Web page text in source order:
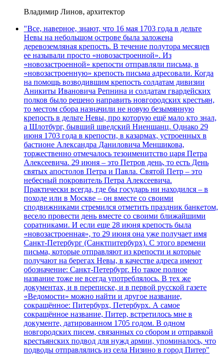
Владимир Линов, архитектор
"Все, наверное, знают, что 16 мая 1703 года в дельте
Невы на небольшом острове была заложена
деревоземляная крепость. В течение полутора месяцев
ее называли просто «новозастроенной». Из
«новозастроенной» крепости отправляли письма, в
«новозастроенную» крепость письма адресовали. Когда
на помощь возводившим крепость солдатам дивизии
Аникиты Ивановича Репнина и солдатам гвардейских
полков было решено направить новгородских крестьян,
то местом сбора назначили не новую безымянную
крепость в дельте Невы, про которую ещё мало кто знал,
а Шлотбург, бывший шведский Ниеншанц. Однако 29
июня 1703 года в крепости, в казармах, устроенных в
бастионе Александра Даниловича Меншикова,
торжественно отмечалось тезоименитство царя Петра
Алексеевича. 29 июня – это Петров день, то есть День
святых апостолов Петра и Павла. Святой Петр – это
небесный покровитель Петра Алексеевича.
Практически всегда, где бы государь ни находился – в
походе или в Москве – он вместе со своими
сподвижниками стремился отметить праздник банкетом,
весело провести день вместе со своими ближайшими
соратниками. И если еще 28 июня крепость была
«новозастроенная», то 29 июня она уже получает имя
Санкт-Петербург (Санктпитербурх). С этого времени
письма, которые отправляют из крепости и которые
получают на берегах Невы, в качестве адреса имеют
обозначение: Санкт-Петербург. Но такое полное
название тоже не всегда употреблялось. В тех же
документах, и в переписке, и в первой русской газете
«Ведомости» можно найти и другое название,
сокращённое: Питербурх, Петербурх. А самое
сокращённое название, Питер, встретилось мне в
документе, датированном 1705 годом. В одном
новгородских писем, связанных со сбором и отправкой
крестьянских подвод для нужд армии, упоминалось, что
подводы отправлялись из села Низино в город Питер"